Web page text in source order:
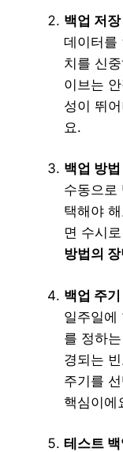
백업 저
데이터를
치를 신
이브는
성이 뛰
요.
백업 방법
수동으로
택해야
면 수시
방법의
백업 주
일주일에
를 정하
경되는
주기를
핵심이에
테스트 백